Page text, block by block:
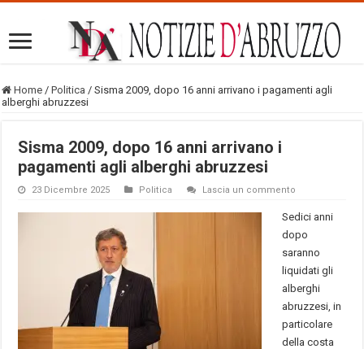
Home / Politica / Sisma 2009, dopo 16 anni arrivano i pagamenti agli
alberghi abruzzesi
Sisma 2009, dopo 16 anni arrivano i
pagamenti agli alberghi abruzzesi
23 Dicembre 2025 Politica Lascia un commento
Sedici anni
dopo
saranno
liquidati gli
alberghi
abruzzesi, in
particolare
della costa